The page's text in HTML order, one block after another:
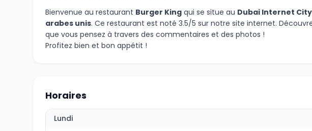
Bienvenue au restaurant Burger King qui se situe au Dubai Internet
arabes unis. Ce restaurant est noté 3.5/5 sur notre site internet.
que vous pensez à travers des commentaires et des photos !
Profitez bien et bon appétit !
Horaires
Lundi